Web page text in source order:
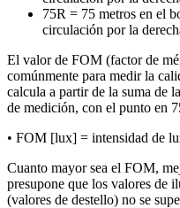
75R = 75 metros en el
circulación por la
El valor de FOM (factor de
comúnmente para medir la
calcula a partir de la suma de
de medición, con el punto en
• FOM [lux] = intensidad de
Cuanto mayor sea el FOM,
presupone que los valores de
(valores de destello) no se